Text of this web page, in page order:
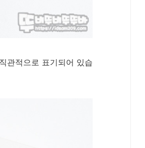
관적으로 표기되어 있습